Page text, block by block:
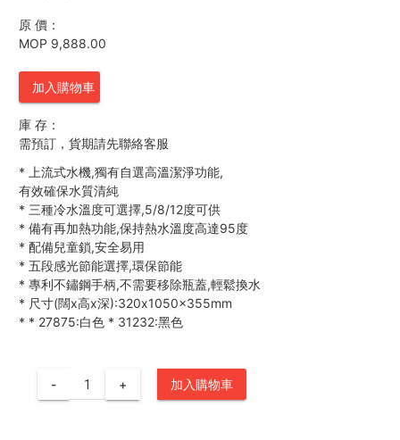
原 價：
MOP 9,888.00
加入購物車
庫 存：
需預訂，貨期請先聯絡客服
* 上流式水機,獨有自選高溫潔淨功能,
有效確保水質清純
* 三種冷水溫度可選擇,5/8/12度可供
* 備有再加熱功能,保持熱水溫度高達95度
* 配備兒童鎖,安全易用
* 五段感光節能選擇,環保節能
* 專利不鏽鋼手柄,不需要移除瓶蓋,輕鬆換水
* 尺寸(闊x高x深):320x1050x355mm
* * 27875:白色 * 31232:黑色
- + 加入購物車